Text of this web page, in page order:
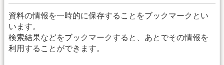
資料の情報を一時的に保存することをブックマークとい
います。
検索結果などをブックマークすると、あとでその情報を
利用することができます。